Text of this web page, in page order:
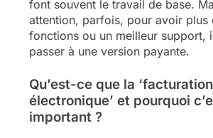
font souvent le travail de base.
attention, parfois, pour avoir plus
fonctions ou un meilleur support,
passer à une version payante.
Qu’est-ce que la ‘facturation
électronique’ et pourquoi
important ?